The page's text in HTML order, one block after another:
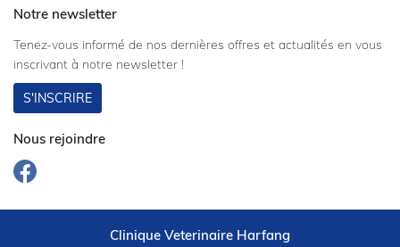
Conseils
Actualités
Contact
INSCRIPTION
Rejoignez-
Notre newsletter
Tenez-vous informé de nos dernières offres et actualités en vous
inscrivant à notre newsletter !
S'INSCRIRE
Nous rejoindre
Clinique Veterinaire Harfang